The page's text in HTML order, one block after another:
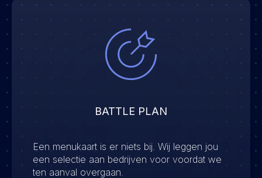
BATTLE PLAN
Een menukaart is er niets bij. Wij leggen jou
een selectie aan bedrijven voor voordat we
ten aanval overgaan.